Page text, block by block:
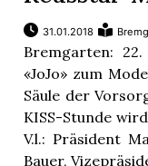
31.01.2018
Bremgarten:
«JoJo» zum
Säule der
KISS-Stunde
V.l.: Präsident
Bauer,